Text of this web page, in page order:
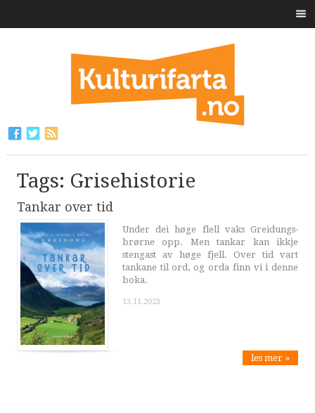
Tags: Grisehistorie
Tankar over tid
Under dei høge flell vaks Greidungs-
brørne opp. Men tankar kan ikkje
stengast av høge fjell. Over tid vart
tankane til ord, og orda finn vi i denne
boka.
13.11.2023
les mer »